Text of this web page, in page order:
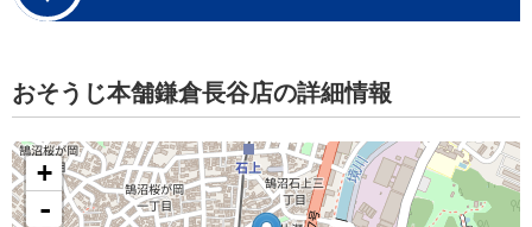
おそうじ本舗鎌倉長谷店の詳細情報
+
-